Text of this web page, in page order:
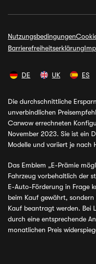
Nutzungsbedingungen
Barrierefreiheitserklärung
DE UK ES
Die durchschnittliche
unverbindlichen
Carwow errechneten
November 2023. Sie ist ein
Modelle und variiert je nach
Das Emblem „E-Prämie
Fahrzeug vorbehaltlich der
E-Auto-Förderung in Frage
beim Kauf gewährt,
Kauf beantragt werden. Bei
durch eine entsprechende
monatlichen Preis